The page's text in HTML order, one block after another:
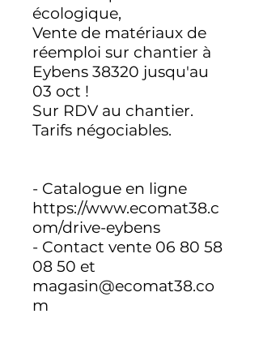
écologique,
Vente de matériaux de
réemploi sur chantier à
Eybens 38320 jusqu'au
03 oct !
Sur RDV au chantier.
Tarifs négociables.
- Catalogue en ligne
https://www.ecomat38.c
om/drive-eybens
- Contact vente 06 80 58
08 50 et
magasin@ecomat38.co
m